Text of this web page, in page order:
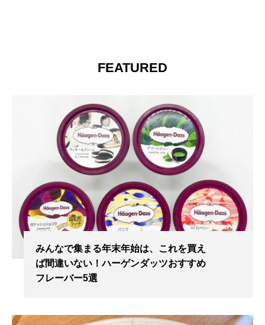
FEATURED
みんなで集まる年末年始は、これを買え
ば間違いない！ハーゲンダッツおすすめ
フレーバー5選